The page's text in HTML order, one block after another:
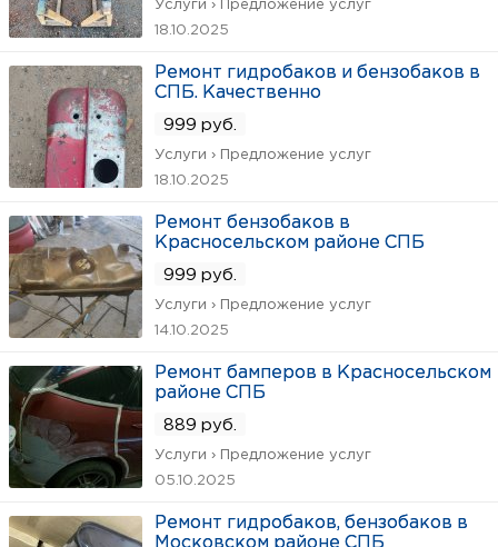
Услуги › Предложение услуг
18.10.2025
Ремонт гидробаков и бензобаков в
СПБ. Качественно
999 руб.
Услуги › Предложение услуг
18.10.2025
Ремонт бензобаков в
Красносельском районе СПБ
999 руб.
Услуги › Предложение услуг
14.10.2025
Ремонт бамперов в Красносельском
районе СПБ
889 руб.
Услуги › Предложение услуг
05.10.2025
Ремонт гидробаков, бензобаков в
Московском районе СПБ